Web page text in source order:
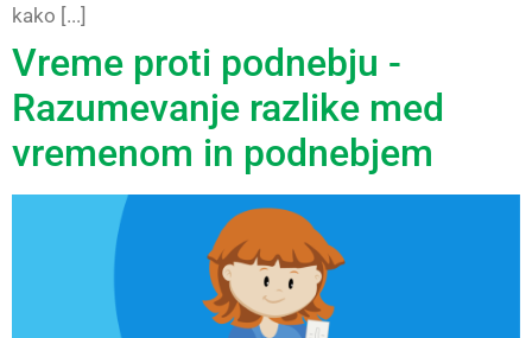
kako [...]
Vreme proti podnebju -
Razumevanje razlike med
vremenom in podnebjem